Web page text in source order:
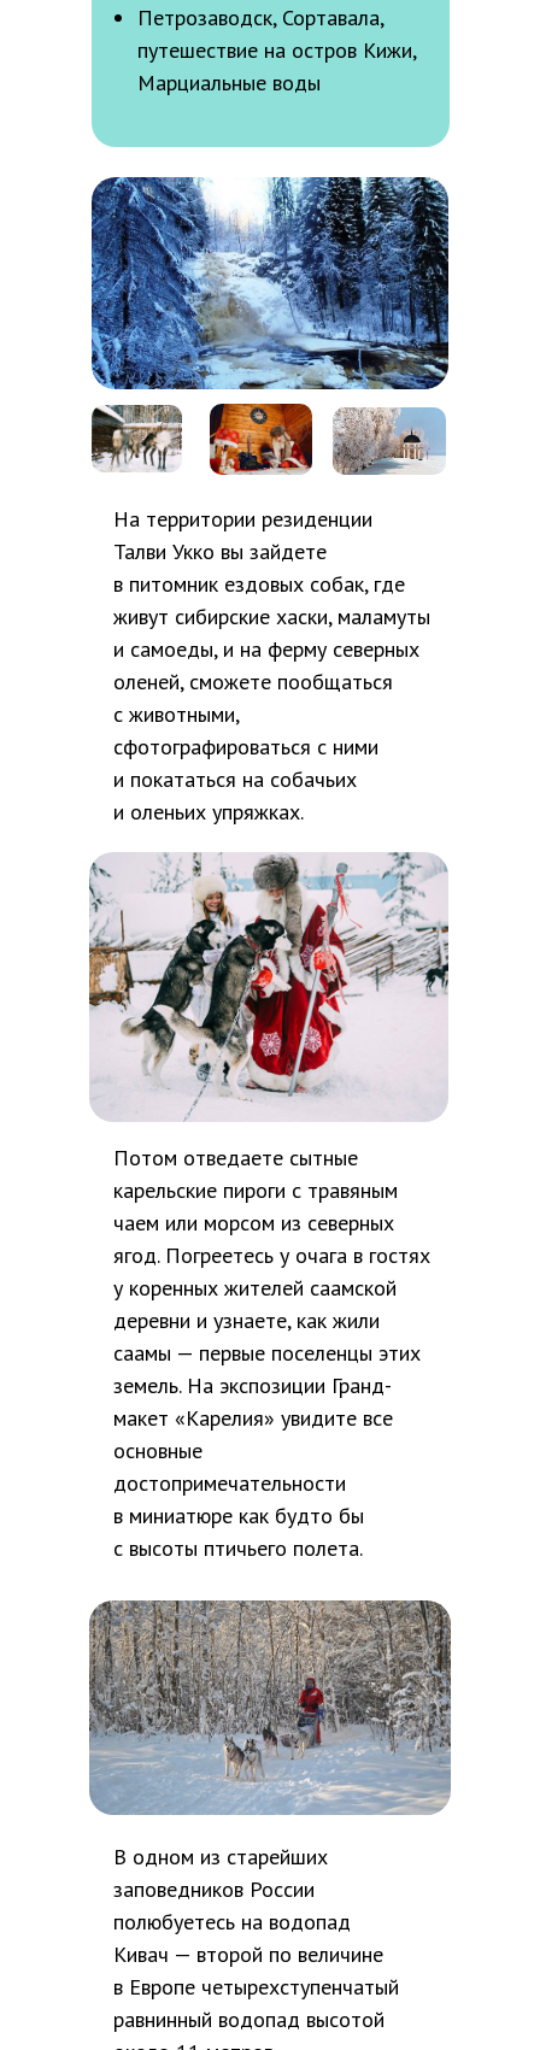
На территории резиденции
Талви Укко вы зайдете
в питомник ездовых собак, где
живут сибирские хаски, маламуты
и самоеды, и на ферму северных
оленей, сможете пообщаться
с животными,
сфотографироваться с ними
и покататься на собачьих
и оленьих упряжках.
Потом отведаете сытные
карельские пироги с травяным
чаем или морсом из северных
ягод. Погреетесь у очага в гостях
у коренных жителей саамской
деревни и узнаете, как жили
саамы — первые поселенцы этих
земель. На экспозиции Гранд-
макет «Карелия» увидите все
основные
достопримечательности
в миниатюре как будто бы
с высоты птичьего полета.
В одном из старейших
заповедников России
полюбуетесь на водопад
Кивач — второй по величине
в Европе четырехступенчатый
равнинный водопад высотой
Петрозаводск, Сортавала,
путешествие на остров Кижи,
Марциальные воды